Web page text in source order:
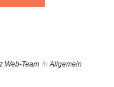
Web-Team In Allgemein